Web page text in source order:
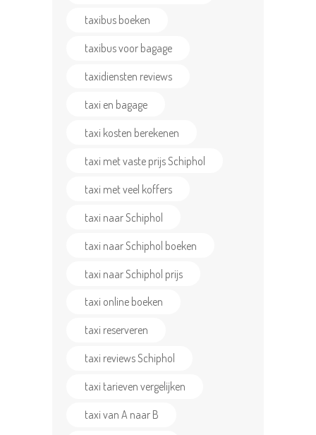
taxibus boeken
taxibus voor bagage
taxidiensten reviews
taxi en bagage
taxi kosten berekenen
taxi met vaste prijs Schiphol
taxi met veel koffers
taxi naar Schiphol
taxi naar Schiphol boeken
taxi naar Schiphol prijs
taxi online boeken
taxi reserveren
taxi reviews Schiphol
taxi tarieven vergelijken
taxi van A naar B